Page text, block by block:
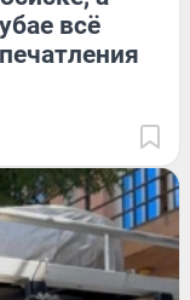
всё